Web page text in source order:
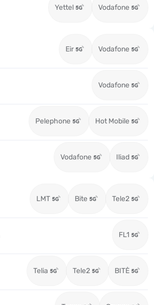
Yettel Vodafone
Eir Vodafone
Vodafone
Pelephone Hot Mobile
Vodafone Iliad
LMT Bite Tele2
FL1
Telia Tele2 BITĖ